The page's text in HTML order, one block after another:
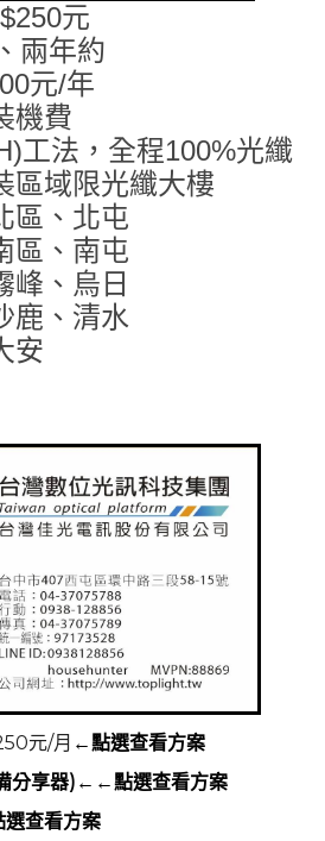
元
兩年約
元/年
機費
工法，全程100%光纖
區域限光纖大樓
區、北屯
區、南屯
峰、烏日
鹿、清水
安
元/月 ←點選查看方案
分享器)←←點選查看方案
查看方案